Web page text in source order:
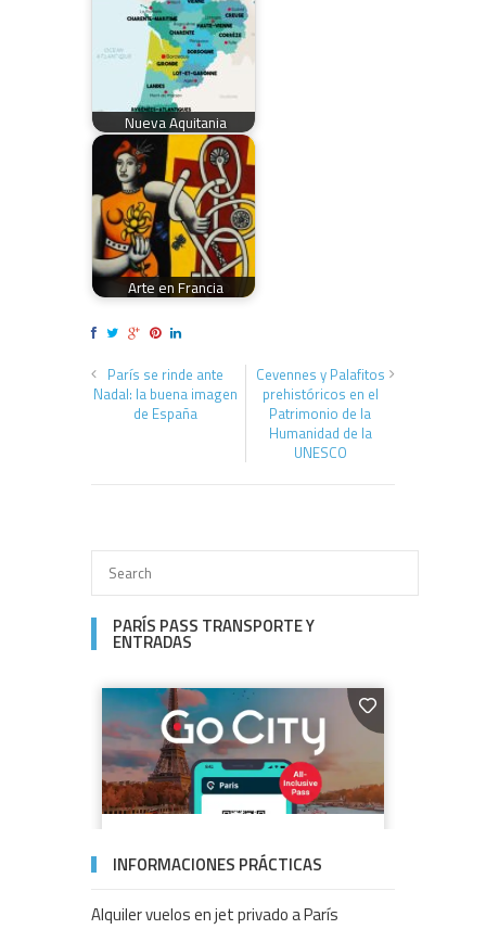
Nueva Aquitania
Arte en Francia
París se rinde ante
Nadal: la buena imagen
de España
Cevennes y Palafitos
prehistóricos en el
Patrimonio de la
Humanidad de la
UNESCO
PARÍS PASS TRANSPORTE Y
ENTRADAS
INFORMACIONES PRÁCTICAS
Alquiler vuelos en jet privado a París